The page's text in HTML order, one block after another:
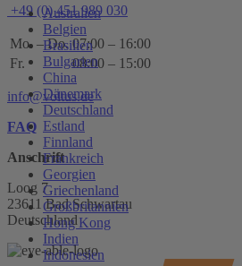
Australien
Belgien
Brasilien
Bulgarien
China
Dänemark
Deutschland
Estland
Finnland
Frankreich
Georgien
Griechenland
Großbritannien
Hong Kong
Indien
Indonesien
+49 (0) 451 989 030
Mo. – Do. 07:00 – 16:00
Fr.
08:00 – 15:00
info@voltus.de
FAQ
Anschrift
Loog 7
23611 Bad Schwartau
Deutschland